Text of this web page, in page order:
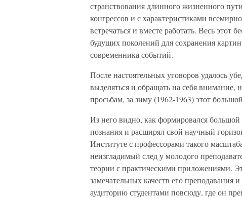
странствования длинного жизненного
конгрессов и с характеристиками
встречаться и вместе работать. Весь этот
будущих поколений для сохранения
современника событий.
После настоятельных уговоров удалось
выделяться и обращать на себя
просьбам, за зиму (1962-1963) этот
Из него видно, как формировался
познания и расширял свой научный
Институте с профессорами такого
неизгладимый след у молодого
теории с практическими приложениями.
замечательных качеств его преподавания
аудиторию студентами повсюду, где он